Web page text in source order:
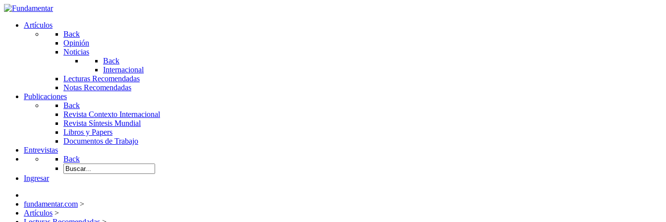
Artículos
Back
Opinión
Noticias
Back
Internacional
Lecturas Recomendadas
Notas Recomendadas
Publicaciones
Back
Revista Contexto Internacional
Revista Síntesis Mundial
Libros y Papers
Documentos de Trabajo
Entrevistas
Back
Ingresar
fundamentar.com >
Artículos >